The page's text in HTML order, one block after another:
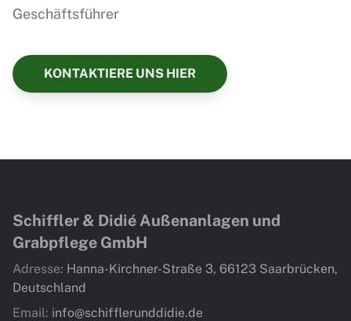
Geschäftsführer
KONTAKTIERE UNS HIER
Schiffler & Didié Außenanlagen und
Grabpflege GmbH
Adresse: Hanna-Kirchner-Straße 3, 66123 Saarbrücken,
Deutschland
Email: info@schifflerunddidie.de